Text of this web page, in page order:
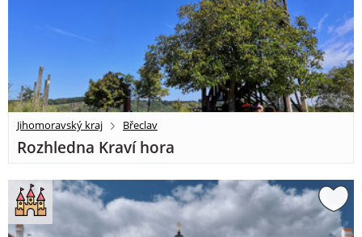
Jihomoravský kraj Břeclav
Rozhledna Kraví hora